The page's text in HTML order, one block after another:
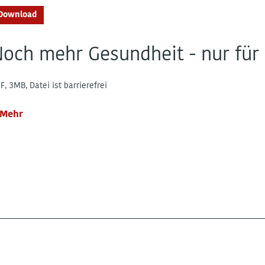
mehr Gesundheit - nur für
3MB, Datei ist barrierefrei
Mehr